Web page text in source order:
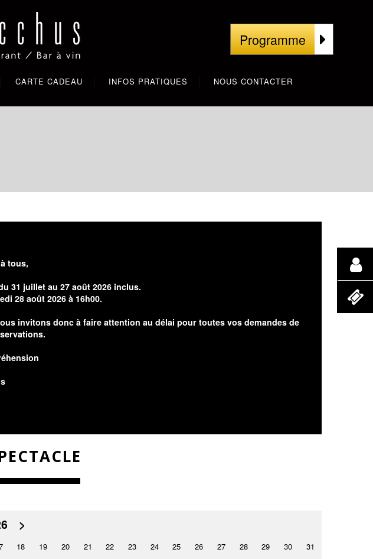
CARTE CADEAU INFOS PRATIQUES NOUS CONTACTER
Programme
tous,
31 juillet au 27 août 2026 inclus.
28 août 2026 à 16h00.
invitons donc à faire attention au délai pour toutes vos demandes de
>
18 19 20 21 22 23 24 25 26 27 28 29 30 31